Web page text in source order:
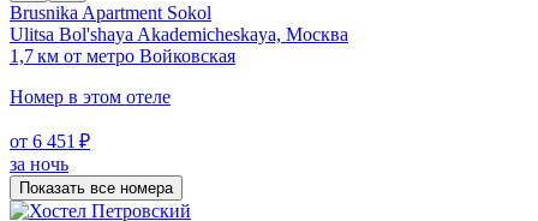
Brusnika Apartment Sokol
Ulitsa Bol'shaya Akademicheskaya, Москва
1,7 км от метро Войковская
Номер в этом отеле
от 6 451 ₽
за ночь
Показать все номера